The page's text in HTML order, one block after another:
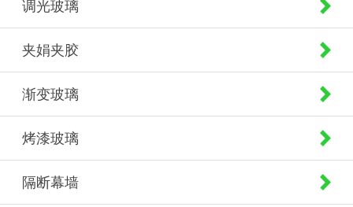
调光玻璃
夹娟夹胶
渐变玻璃
烤漆玻璃
隔断幕墙